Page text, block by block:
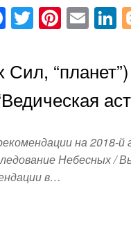
F
a
c
e
b
o
k
T
wi
tt
er
Pi
nt
er
e
st
E
m
ail
n
k
e
на 2018-й
Небесных /
в…